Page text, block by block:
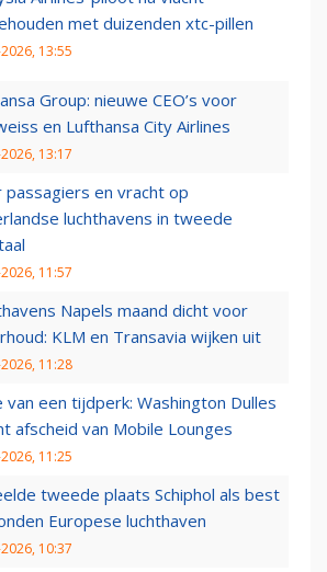
met duizenden xtc-pillen
13:55
Group: nieuwe CEO’s voor
en Lufthansa City Airlines
13:17
passagiers en vracht op
luchthavens in tweede
11:57
Napels maand dicht voor
KLM en Transavia wijken uit
11:28
van een tijdperk: Washington Dulles
afscheid van Mobile Lounges
11:25
tweede plaats Schiphol als best
Europese luchthaven
10:37